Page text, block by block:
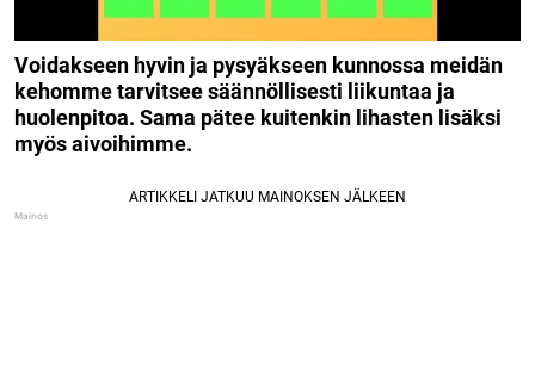
Voidakseen hyvin ja pysyäkseen kunnossa meidän
kehomme tarvitsee säännöllisesti liikuntaa ja
huolenpitoa. Sama pätee kuitenkin lihasten lisäksi
myös aivoihimme.